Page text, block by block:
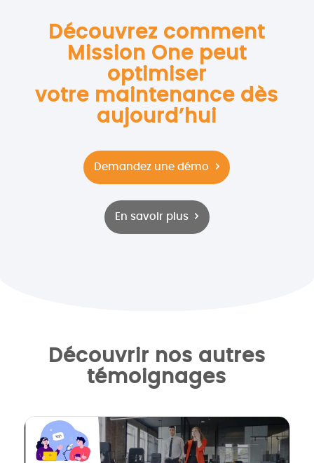
Découvrez comment
Mission One peut
optimiser
votre maintenance dès
aujourd’hui
Demandez une démo
En savoir plus
Découvrir nos autres
témoignages